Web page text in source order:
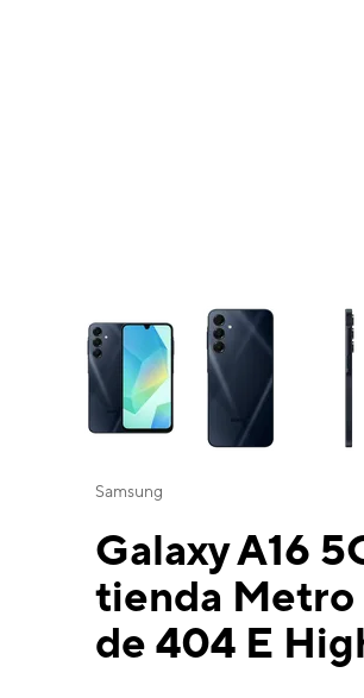
This carousel contains a column of
Samsung
Galaxy A16
tienda Metro
de 404 E